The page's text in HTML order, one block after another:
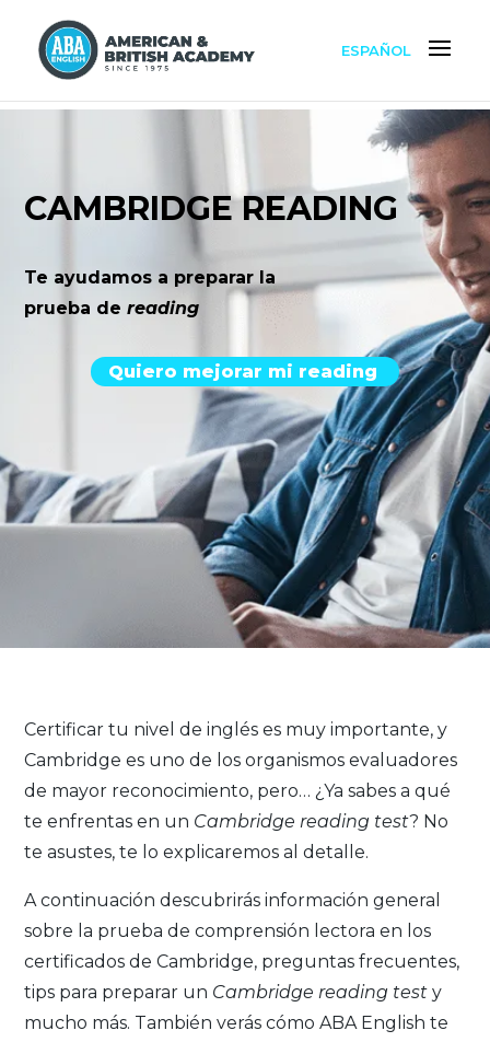
ESPAÑOL
CAMBRIDGE READING
Te ayudamos a preparar la
prueba dereading
Quiero mejorar mi reading
Certificar tu nivel de inglés es muy importante, y
Cambridge es uno de los organismos evaluadores
de mayor reconocimiento, pero… ¿Ya sabes a qué
te enfrentas en un Cambridge reading test? No
te asustes, te lo explicaremos al detalle.
A continuación descubrirás información general
sobre la prueba de comprensión lectora en los
certificados de Cambridge, preguntas frecuentes,
tips para preparar un Cambridge reading test y
mucho más. También verás cómo ABA English te